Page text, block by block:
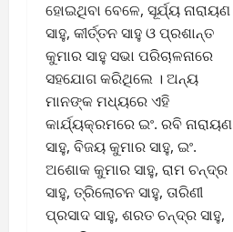
ହୋଇଥିବା ବେଳେ, ସୂର୍ଯ୍ୟ ନାରାୟଣ
ସାହୁ, କୀର୍ତ୍ତନ ସାହୁ ଓ ପ୍ରଶାନ୍ତ
କୁମାର ସାହୁ ସଭା ପରିଚାଳନାରେ
ସହଯୋଗ କରିଥିଲେ । ଅନ୍ୟ
ମାନଙ୍କ ମଧ୍ୟରେ ଏହି
କାର୍ଯ୍ୟକ୍ରମରେ ଇଂ. ରବି ନାରାୟଣ
ସାହୁ, ବିଜୟ କୁମାର ସାହୁ, ଇଂ.
ଅଶୋକ କୁମାର ସାହୁ, ରାମ ଚନ୍ଦ୍ର
ସାହୁ, ତ୍ରିଲୋଚନ ସାହୁ, ତାରିଣୀ
ପ୍ରସାଦ ସାହୁ, ଶରତ ଚନ୍ଦ୍ର ସାହୁ,